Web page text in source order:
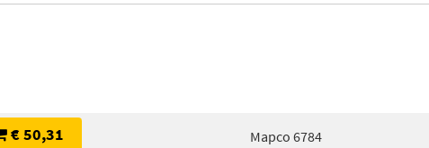
€ 50,31 Mapco 6784